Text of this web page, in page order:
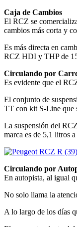
Caja de Cambios
El RCZ se
cambios más corta y
Es más directa en
RCZ HDI y THP de
Circulando por
Es evidente que el
El conjunto de
TT con kit S-Line que
La suspensión del
marca es de 5,1 litros
Circulando por
En autopista, al igual
No solo llama la
A lo largo de los días